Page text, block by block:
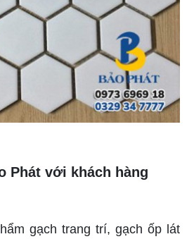
Phát với khách hàng
gạch trang trí, gạch ốp lát